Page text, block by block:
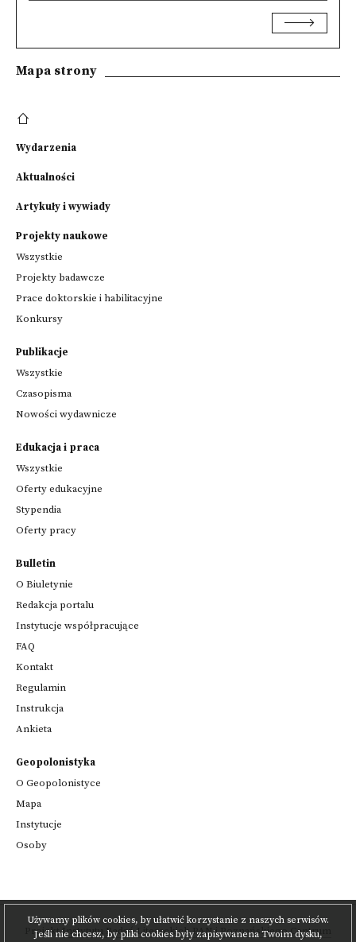
Używamy plików cookies, by ułatwić korzystanie z naszych serwisów.
Jeśli nie chcesz, by pliki cookies były zapisywanena Twoim dysku,
Mapa strony
Wydarzenia
Aktualności
Artykuły i wywiady
Projekty naukowe
Wszystkie
Projekty badawcze
Prace doktorskie i habilitacyjne
Konkursy
Publikacje
Wszystkie
Czasopisma
Nowości wydawnicze
Edukacja i praca
Wszystkie
Oferty edukacyjne
Stypendia
Oferty pracy
Bulletin
O Biuletynie
Redakcja portalu
Instytucje współpracujące
FAQ
Kontakt
Regulamin
Instrukcja
Ankieta
Geopolonistyka
O Geopolonistyce
Mapa
Instytucje
Osoby
ProjektInstytutu Badań Literackich PANiPoznańskiego Centrum